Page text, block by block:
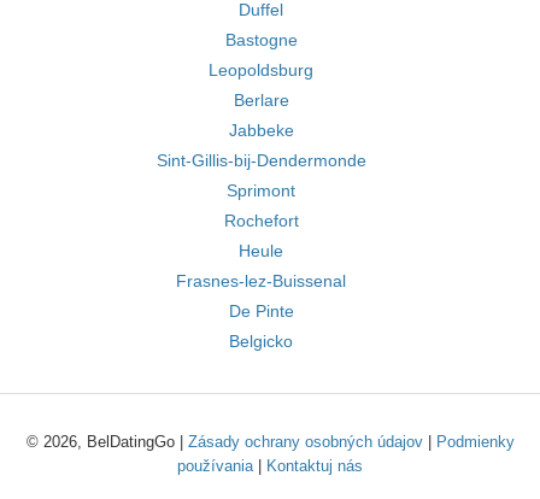
Duffel
Bastogne
Leopoldsburg
Berlare
Jabbeke
Sint-Gillis-bij-Dendermonde
Sprimont
Rochefort
Heule
Frasnes-lez-Buissenal
De Pinte
Belgicko
© 2026, BelDatingGo | Zásady ochrany osobných údajov|
Podmienky
používania| Kontaktuj nás